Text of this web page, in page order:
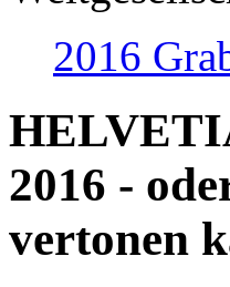
2016
2016 -
vertonen